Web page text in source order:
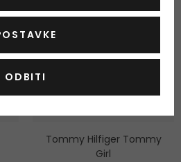
Tommy Hilfiger Tommy
Girl
ODBITI